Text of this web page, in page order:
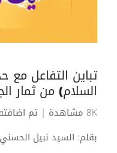
تباين التفاعل
السلام) من ثمار
8K مشاهدة
| تم اضافته
بقلم: السيد نبيل